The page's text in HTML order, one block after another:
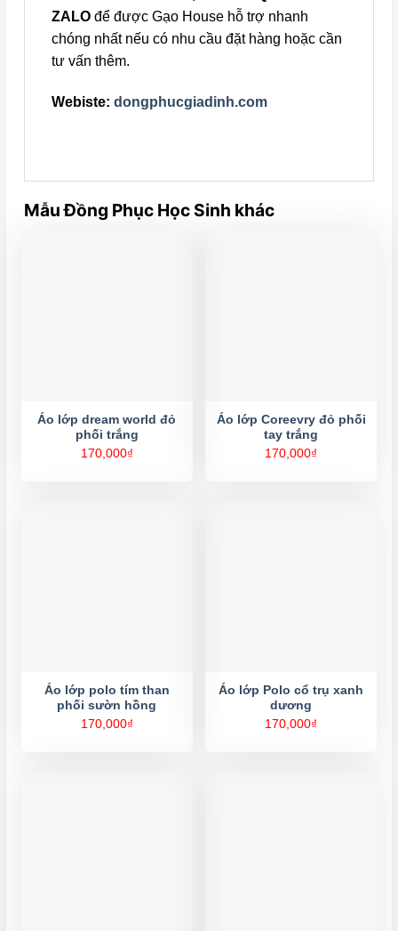
ZALOđể được Gạo House hỗ trợ nhanh
chóng nhất nếu có nhu cầu đặt hàng hoặc cần
tư vấn thêm.
Webiste: dongphucgiadinh.com
Mẫu Đồng Phục Học Sinh khác
Áo lớp dream world đỏ
phối trắng
170,000₫
Áo lớp Coreevry đỏ phối
tay trắng
170,000₫
Áo lớp polo tím than
phối sườn hồng
170,000₫
Áo lớp Polo cổ trụ xanh
dương
170,000₫